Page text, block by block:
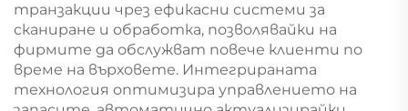
транзакции чрез ефикасни системи за
сканиране и обработка, позволявайки на
фирмите да обслужват повече клиенти по
време на върховете. Интегрираната
технология оптимизира управлението на